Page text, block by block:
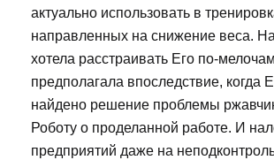
актуально использовать в
направленных на снижение веса.
хотела расстраивать Его по-
предполагала впоследствие, когда
найдено решение проблемы
Роботу о проделанной работе. И
предприятий даже на